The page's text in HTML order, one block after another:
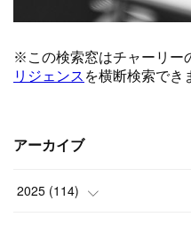
アーカイブ
2025 (114)